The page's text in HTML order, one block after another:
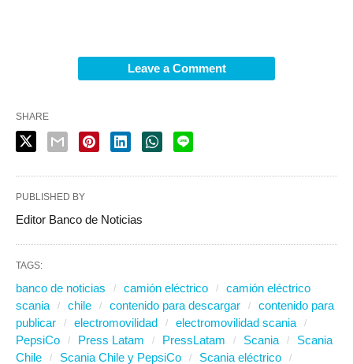
Leave a Comment
SHARE
PUBLISHED BY
Editor Banco de Noticias
TAGS:
banco de noticias camión eléctrico
camión eléctrico
scania
chile contenido para descargar
contenido para
publicar
electromovilidad
electromovilidad scania
PepsiCo
Press Latam PressLatam Scania
Scania
Chile
Scania Chile y PepsiCo
Scania eléctrico